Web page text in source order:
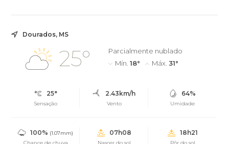
Dourados, MS
25°
Parcialmente nublado
Mín. 18° Máx. 31°
25°
Sensação
2.43km/h
Vento
64%
Umidade
100% (1.07mm)
Chance de chuva
07h08
Nascer do sol
18h21
Pôr do sol